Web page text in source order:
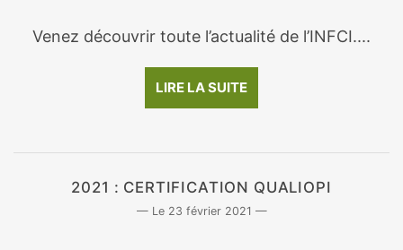
Venez découvrir toute l’actualité de l’INFCI....
LIRE LA SUITE
2021 : CERTIFICATION QUALIOPI
23 février 2021